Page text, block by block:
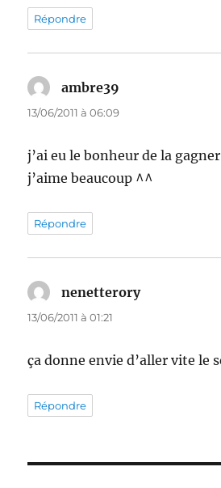
Répondre
ambre39
13/06/2011 à 06:09
j’ai eu le bonheur de la
j’aime beaucoup ^^
Répondre
nenetterorydit :
13/06/2011 à 01:21
ça donne envie d’aller vite le
Répondre